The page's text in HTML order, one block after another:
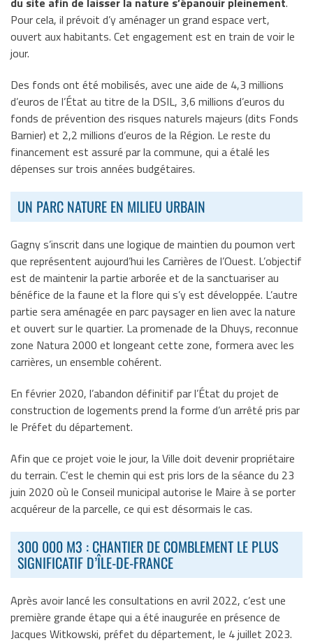
Pour cela, il prévoit d’y aménager un grand espace vert,
ouvert aux habitants. Cet engagement est en train de voir le
jour.
Des fonds ont été mobilisés, avec une aide de 4,3 millions
d’euros de l’État au titre de la DSIL, 3,6 millions d’euros du
fonds de prévention des risques naturels majeurs (dits Fonds
Barnier) et 2,2 millions d’euros de la Région. Le reste du
financement est assuré par la commune, qui a étalé les
dépenses sur trois années budgétaires.
UN PARC NATURE EN MILIEU URBAIN
Gagny s’inscrit dans une logique de maintien du poumon vert
que représentent aujourd’hui les Carrières de l’Ouest. L’objectif
est de maintenir la partie arborée et de la sanctuariser au
bénéfice de la faune et la flore qui s’y est développée. L’autre
partie sera aménagée en parc paysager en lien avec la nature
et ouvert sur le quartier. La promenade de la Dhuys, reconnue
zone Natura 2000 et longeant cette zone, formera avec les
carrières, un ensemble cohérent.
En février 2020, l’abandon définitif par l’État du projet de
construction de logements prend la forme d’un arrêté pris par
le Préfet du département.
Afin que ce projet voie le jour, la Ville doit devenir propriétaire
du terrain. C’est le chemin qui est pris lors de la séance du 23
juin 2020 où le Conseil municipal autorise le Maire à se porter
acquéreur de la parcelle, ce qui est désormais le cas.
300 000 M3 : CHANTIER DE COMBLEMENT LE PLUS
SIGNIFICATIF D’ÎLE-DE-FRANCE
Après avoir lancé les consultations en avril 2022, c’est une
première grande étape qui a été inaugurée en présence de
Jacques Witkowski, préfet du département, le 4 juillet 2023.